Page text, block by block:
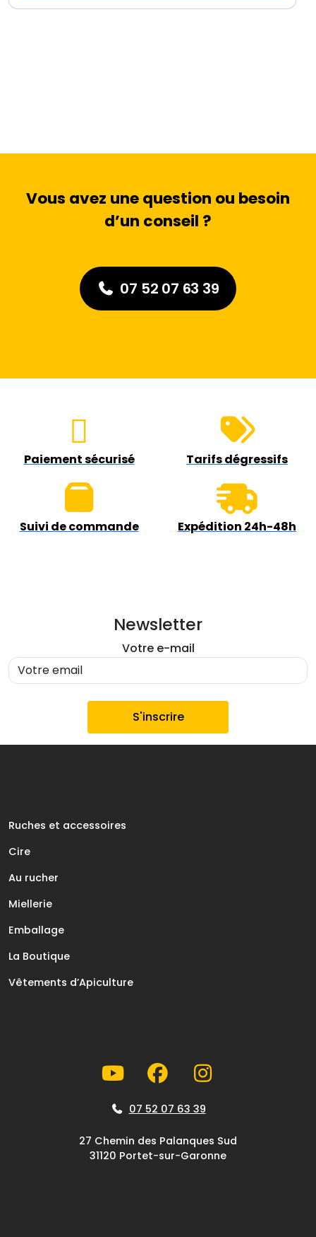
Vous avez une question ou besoin
d’un conseil ?
07 52 07 63 39
Paiement sécurisé Tarifs dégressifs
Suivi de commande Expédition 24h-48h
Newsletter
Votre e-mail
Ruches et accessoires
Cire
Au rucher
Miellerie
Emballage
La Boutique
Vêtements d’Apiculture
07 52 07 63 39
27 Chemin des Palanques Sud
31120 Portet-sur-Garonne